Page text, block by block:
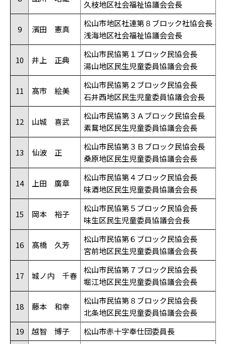
久枝地区社会福祉協議会会長
9 濱田 憲真
松山市地区社連第８ブロック社協会長
浅海地区社会福祉協議会会長
10 井上 正典
松山市民協第１ブロック民協会長
湯山地区民生児童委員協議会会長
11 髙市 絵美
松山市民協第２ブロック民協会長
石井西地区民生児童委員協議会会長
12 山城 喜武
松山市民協第３Ａブロック民協会長
素鵞地区民生児童委員協議会会長
13 仙波 正
松山市民協第３Ｂブロック民協会長
桑原地区民生児童委員協議会会長
14 上田 廣章
松山市民協第４ブロック民協会長
味酒地区民生児童委員協議会会長
15 岡本 裕子
松山市民協第５ブロック民協会長
味生区民生児童委員協議会会長
16 髙橋 久芳
松山市民協第６ブロック民協会長
宮前地区民生児童委員協議会会長
17 城ノ内 千春
松山市民協第７ブロック民協会長
堀江地区民生児童委員協議会会長
18 藤本 和幸
松山市民協第８ブロック民協会長
北条地区民生児童委員協議会会長
19
越智 博子 松山市赤十字奉仕団委員長